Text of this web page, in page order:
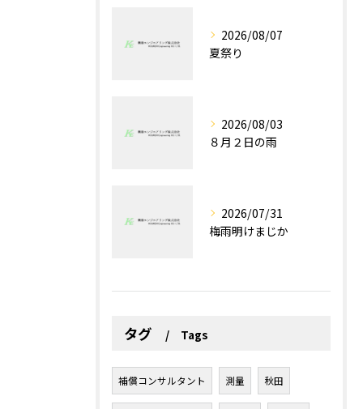
2026/08/07
夏祭り
2026/08/03
８月２日の雨
2026/07/31
梅雨明けまじか
タグ Tags
補償コンサルタント 測量 秋田